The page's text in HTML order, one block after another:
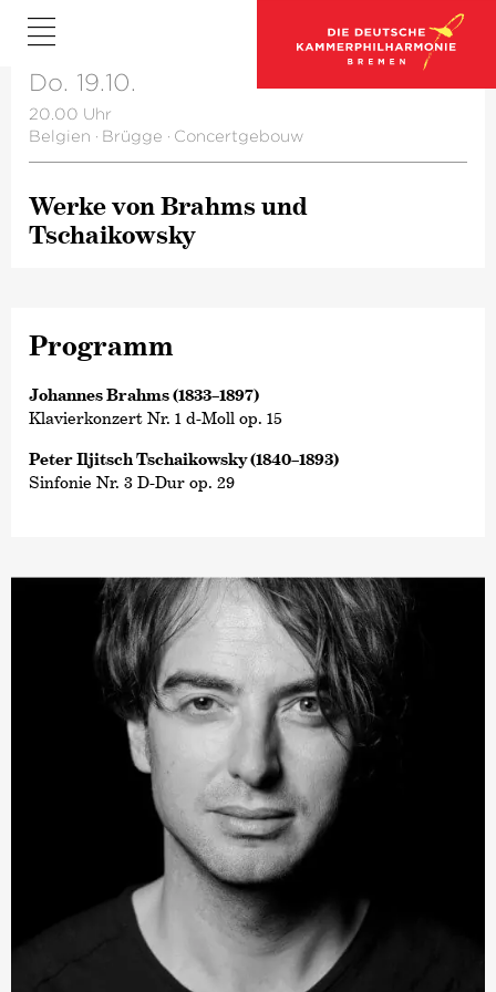
Do. 19.10.
20.00 Uhr
Belgien · Brügge · Concertgebouw
Werke von Brahms und
Tschaikowsky
Programm
Johannes Brahms (1833–1897)
Klavierkonzert Nr. 1 d-Moll op. 15
Peter Iljitsch Tschaikowsky (1840–1893)
Sinfonie Nr. 3 D-Dur op. 29